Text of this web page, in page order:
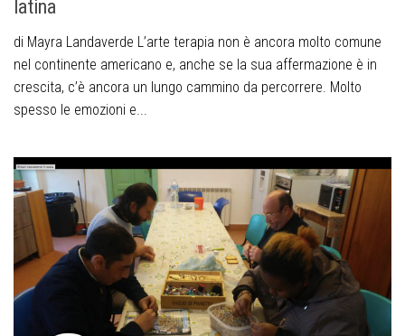
latina
di Mayra Landaverde L’arte terapia non è ancora molto comune
nel continente americano e, anche se la sua affermazione è in
crescita, c’è ancora un lungo cammino da percorrere. Molto
spesso le emozioni e...